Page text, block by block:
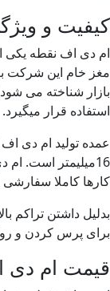
و
دی اف نقطه یکی از
خام این شرکت
شناخته می شود
قرار میگیرد.
کاملا سفارشی
داشتن تراکم
پرس کردن و
ام دی